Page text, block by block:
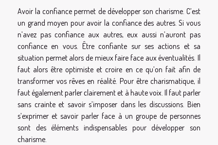
Avoir la confiance permet de développer son charisme. C’est
un grand moyen pour avoir la confiance des autres. Si vous
n’avez pas confiance aux autres, eux aussi n’auront pas
confiance en vous. Être confiante sur ses actions et sa
situation permet alors de mieux faire face aux éventualités. Il
faut alors être optimiste et croire en ce qu’on fait afin de
transformer vos rêves en réalité. Pour être charismatique, il
faut également parler clairement et à haute voix. Il faut parler
sans crainte et savoir s’imposer dans les discussions. Bien
s’exprimer et savoir parler face à un groupe de personnes
sont des éléments indispensables pour développer son
charisme.